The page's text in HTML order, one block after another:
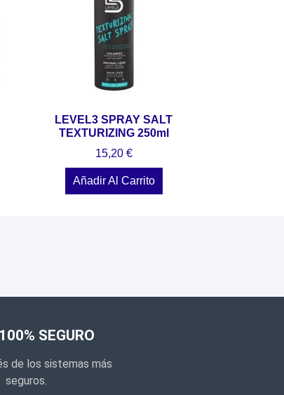
LEVEL3 SPRAY SALT
TEXTURIZING 250ml
15,20 €
Añadir Al Carrito
SEGURO
de los sistemas más
seguros.